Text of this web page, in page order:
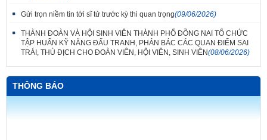
Gửi trọn niềm tin tới sĩ tử trước kỳ thi quan trọng(09/06/2026)
THÀNH ĐOÀN VÀ HỘI SINH VIÊN THÀNH PHỐ ĐỒNG NAI TỔ CHỨC
TẬP HUẤN KỸ NĂNG ĐẤU TRANH, PHẢN BÁC CÁC QUAN ĐIỂM SAI
TRÁI, THÙ ĐỊCH CHO ĐOÀN VIÊN, HỘI VIÊN, SINH VIÊN(08/06/2026)
THÔNG BÁO